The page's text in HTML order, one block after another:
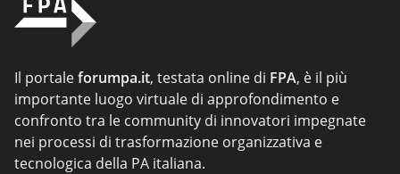
Il portaleforumpa.it, testata online di FPA, è il più
importante luogo virtuale di approfondimento e
confronto tra le community di innovatori impegnate
nei processi di trasformazione organizzativa e
tecnologica della PA italiana.